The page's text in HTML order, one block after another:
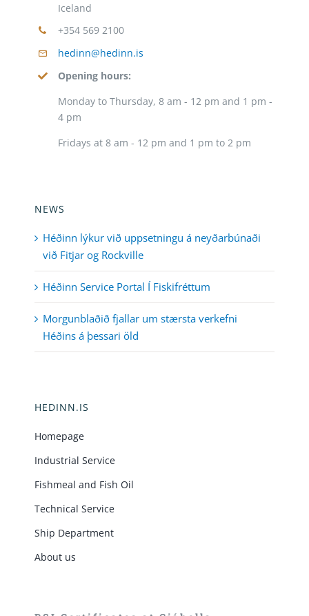
Iceland
+354 569 2100
hedinn@hedinn.is
Opening hours:
Monday to Thursday, 8 am - 12 pm and 1 pm -
4 pm
Fridays at 8 am - 12 pm and 1 pm to 2 pm
NEWS
Héðinn lýkur við uppsetningu á neyðarbúnaði
við Fitjar og Rockville
Héðinn Service Portal Í Fiskifréttum
Morgunblaðið fjallar um stærsta verkefni
Héðins á þessari öld
HEDINN.IS
Homepage
Industrial Service
Fishmeal and Fish Oil
Technical Service
Ship Department
About us